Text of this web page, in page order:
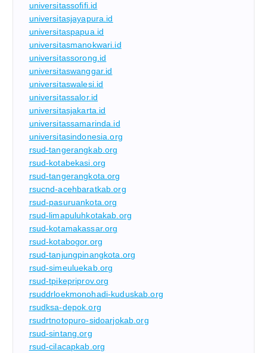
universitassofifi.id
universitasjayapura.id
universitaspapua.id
universitasmanokwari.id
universitassorong.id
universitaswanggar.id
universitaswalesi.id
universitassalor.id
universitasjakarta.id
universitassamarinda.id
universitasindonesia.org
rsud-tangerangkab.org
rsud-kotabekasi.org
rsud-tangerangkota.org
rsucnd-acehbaratkab.org
rsud-pasuruankota.org
rsud-limapuluhkotakab.org
rsud-kotamakassar.org
rsud-kotabogor.org
rsud-tanjungpinangkota.org
rsud-simeuluekab.org
rsud-tpikepriprov.org
rsuddrloekmonohadi-kuduskab.org
rsudksa-depok.org
rsudrtnotopuro-sidoarjokab.org
rsud-sintang.org
rsud-cilacapkab.org